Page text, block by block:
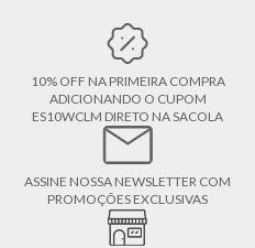
10% OFF NA PRIMEIRA COMPRA
ADICIONANDO O CUPOM
ES10WCLM DIRETO NA SACOLA
ASSINE NOSSA NEWSLETTER COM
PROMOÇÕES EXCLUSIVAS